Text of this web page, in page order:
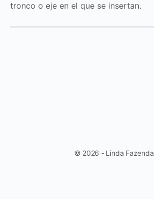
tronco o eje en el que se insertan.
© 2026 - Linda Fazenda